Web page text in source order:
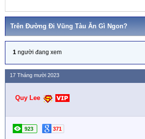
Trên Đường Đi Vũng Tàu Ăn Gì Ngon?
1 người đang xem
17 Tháng mười 2023
Quy Lee
923 371